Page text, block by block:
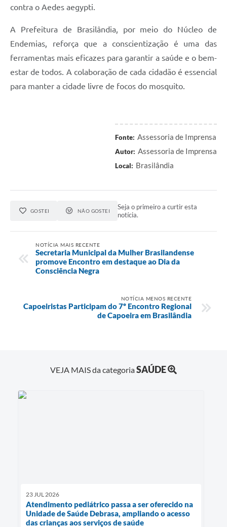
contra o Aedes aegypti.
A Prefeitura de Brasilândia, por meio do Núcleo de
Endemias, reforça que a conscientização é uma das
ferramentas mais eficazes para garantir a saúde e o bem-
estar de todos. A colaboração de cada cidadão é essencial
para manter a cidade livre de focos do mosquito.
Fonte: Assessoria de Imprensa
Autor: Assessoria de Imprensa
Local: Brasilândia
GOSTEI NÃO GOSTEI
Seja o primeiro a curtir esta
notícia.
NOTÍCIA MAIS RECENTE
Secretaria Municipal da Mulher Brasilandense
promove Encontro em destaque ao Dia da
Consciência Negra
NOTÍCIA MENOS RECENTE
Capoeiristas Participam do 7º Encontro Regional
de Capoeira em Brasilândia
VEJA MAIS da categoriaSAÚDE
23 JUL 2026
Atendimento pediátrico passa a ser oferecido na
Unidade de Saúde Debrasa, ampliando o acesso
das crianças aos serviços de saúde